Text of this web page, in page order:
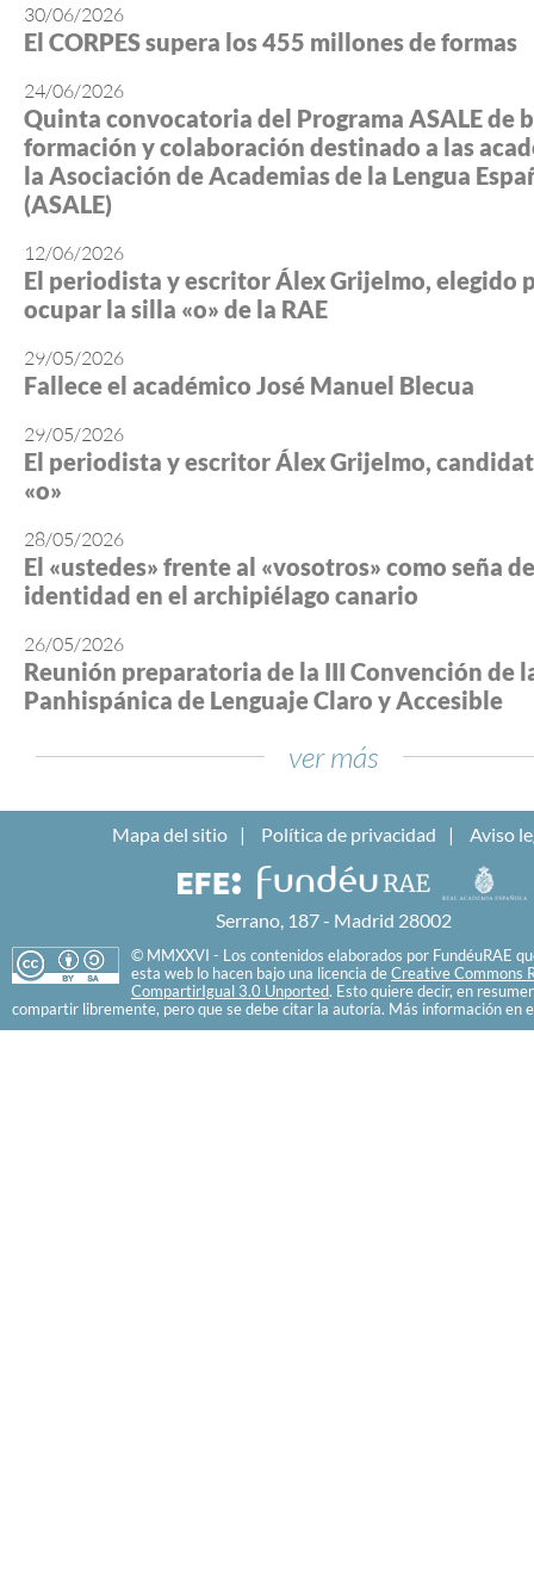
30/06/2026
El CORPES supera los 455 millones de formas
24/06/2026
Quinta convocatoria del Programa ASALE de
formación y colaboración destinado a las
la Asociación de Academias de la Lengua
(ASALE)
12/06/2026
El periodista y escritor Álex Grijelmo, elegido
ocupar la silla «o» de la RAE
29/05/2026
Fallece el académico José Manuel Blecua
29/05/2026
El periodista y escritor Álex Grijelmo,
«o»
28/05/2026
El «ustedes» frente al «vosotros» como seña de
identidad en el archipiélago canario
26/05/2026
Reunión preparatoria de la III Convención de
Panhispánica de Lenguaje Claro y Accesible
ver más
Mapa del sitio Política de privacidad Aviso
Serrano, 187 - Madrid 28002
© MMXXVI - Los contenidos elaborados por FundéuRAE
esta web lo hacen bajo una licencia de Creative Commons
CompartirIgual 3.0 Unported. Esto quiere decir, en
compartir libremente, pero que se debe citar la autoría. Más información en